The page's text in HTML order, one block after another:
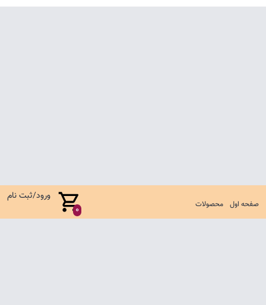
صفحه اول محصولات 0
ورود/ثبت نام